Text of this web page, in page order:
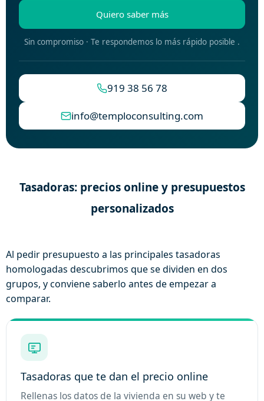
Quiero saber más
Sin compromiso · Te respondemos lo más rápido posible .
919 38 56 78
info@temploconsulting.com
Tasadoras: precios online y presupuestos
personalizados
Al pedir presupuesto a las principales tasadoras
homologadas descubrimos que se dividen en dos
grupos, y conviene saberlo antes de empezar a
comparar.
Tasadoras que te dan el precio online
Rellenas los datos de la vivienda en su web y te